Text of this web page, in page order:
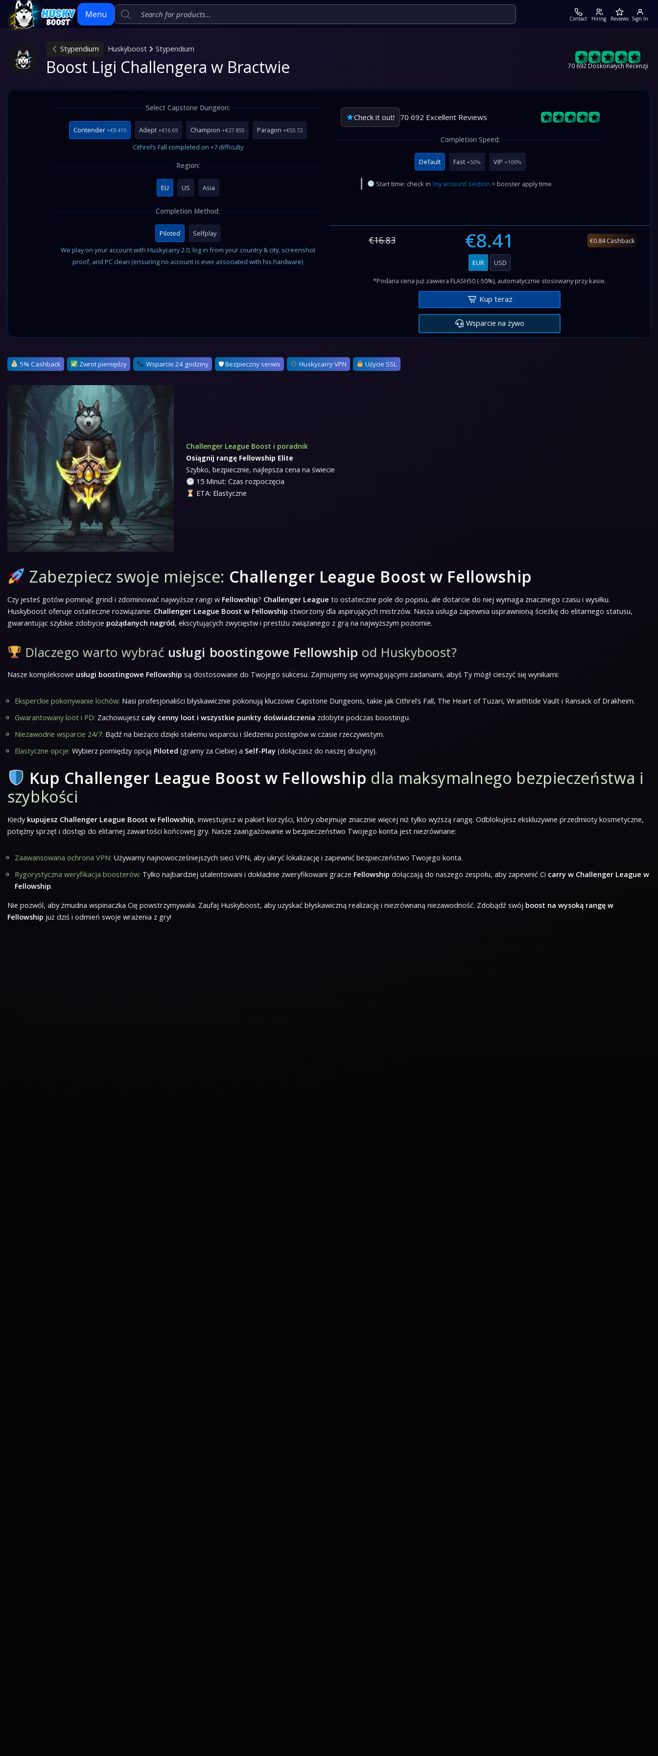
Menu Contact Hiring Reviews Sign In
Skip
Stypendium Huskyboost Stypendium
Boost Ligi Challengera w Bractwie 70 692 Doskonałych Recenzji
Select Capstone Dungeon:
Contender+€8.415 Adept+€16.69 Champion +€27.855 Paragon +€55.72
Cithrel’s Fall completed on +7 difficulty
Region:
EU US Asia
Completion Method:
Piloted
Selfplay
We play on your account with Huskycarry 2.0, log in from your country & city, screenshot
proof, and PC clean (ensuring no account is ever associated with his hardware)
Check it out! 70 692 Excellent Reviews
Completion Speed:
Default Fast+50% VIP +100%
Start time: check in ’my account’ section > booster apply time
€16.83 €8.41 €0.84 Cashback
EUR USD
*Podana cena już zawiera FLASH50 (-50%), automatycznie stosowany przy kasie.
Kup teraz
Wsparcie na żywo
5% Cashback Zwrot pieniędzy Wsparcie 24 godziny 🛡 Bezpieczny serwis Huskycarry VPN Użycie SSL
Challenger League Boost i poradnik
Osiągnij rangę Fellowship Elite
Szybko, bezpiecznie, najlepsza cena na świecie
15 Minut: Czas rozpoczęcia
ETA: Elastyczne
Zabezpiecz swoje miejsce: Challenger League Boost w Fellowship
Czy jesteś gotów pominąć grind i zdominować najwyższe rangi w Fellowship? Challenger League to ostateczne pole do popisu, ale dotarcie do niej wymaga znacznego czasu i wysiłku.
Huskyboost oferuje ostateczne rozwiązanie: Challenger League Boost w Fellowship stworzony dla aspirujących mistrzów. Nasza usługa zapewnia usprawnioną ścieżkę do elitarnego statusu,
gwarantując szybkie zdobycie pożądanych nagród, ekscytujących zwycięstw i prestiżu związanego z grą na najwyższym poziomie.
Dlaczego warto wybrać usługi boostingowe Fellowship od Huskyboost?
Nasze kompleksowe usługi boostingowe Fellowship są dostosowane do Twojego sukcesu. Zajmujemy się wymagającymi zadaniami, abyś Ty mógł cieszyć się wynikami:
Eksperckie pokonywanie lochów: Nasi profesjonaliści błyskawicznie pokonują kluczowe Capstone Dungeons, takie jak Cithrel’s Fall, The Heart of Tuzari, Wraithtide Vault i Ransack of Drakheim.
Gwarantowany loot i PD: Zachowujesz cały cenny loot i wszystkie punkty doświadczenia zdobyte podczas boostingu.
Niezawodne wsparcie 24/7: Bądź na bieżąco dzięki stałemu wsparciu i śledzeniu postępów w czasie rzeczywistym.
Elastyczne opcje: Wybierz pomiędzy opcją Piloted (gramy za Ciebie) a Self-Play (dołączasz do naszej drużyny).
Kup Challenger League Boost w Fellowship dla maksymalnego bezpieczeństwa i
szybkości
Kiedy kupujesz Challenger League Boost w Fellowship, inwestujesz w pakiet korzyści, który obejmuje znacznie więcej niż tylko wyższą rangę. Odblokujesz ekskluzywne przedmioty kosmetyczne,
potężny sprzęt i dostęp do elitarnej zawartości końcowej gry. Nasze zaangażowanie w bezpieczeństwo Twojego konta jest niezrównane:
Zaawansowana ochrona VPN: Używamy najnowocześniejszych sieci VPN, aby ukryć lokalizację i zapewnić bezpieczeństwo Twojego konta.
Rygorystyczna weryfikacja boosterów: Tylko najbardziej utalentowani i dokładnie zweryfikowani gracze Fellowship dołączają do naszego zespołu, aby zapewnić Ci carry w Challenger League w
Fellowship.
Nie pozwól, aby żmudna wspinaczka Cię powstrzymywała. Zaufaj Huskyboost, aby uzyskać błyskawiczną realizację i niezrównaną niezawodność. Zdobądź swój boost na wysoką rangę w
Fellowship już dziś i odmień swoje wrażenia z gry!